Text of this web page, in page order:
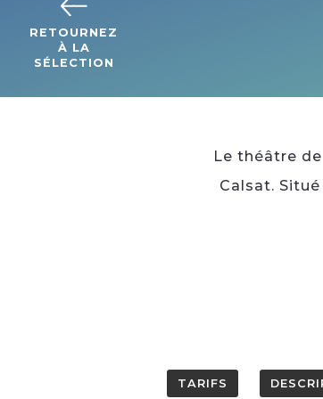
RETOURNEZ
À LA
SÉLECTION
Le théâtre
Calsat.
TARIFS